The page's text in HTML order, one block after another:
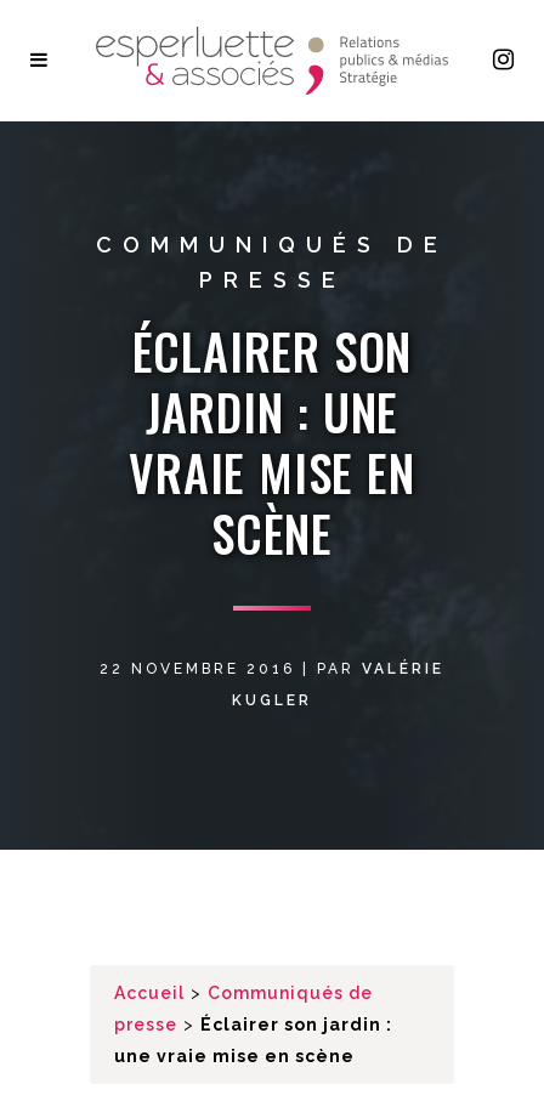
COMMUNIQUÉS DE
PRESSE
ÉCLAIRER SON
JARDIN : UNE
VRAIE MISE EN
SCÈNE
22 NOVEMBRE 2016 PAR VALÉRIE
KUGLER
Accueil > Communiqués de
presse >
Éclairer son jardin :
une vraie mise en scène